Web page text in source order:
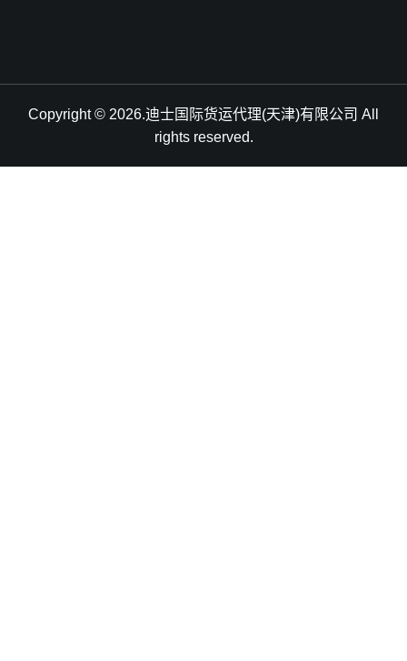
Copyright © 2026.迪士国际货运代理(天津)有限公司 All
rights reserved.